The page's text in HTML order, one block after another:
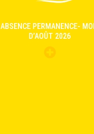
ABSENCE PERMANENCE-
D’AOÛT 2026